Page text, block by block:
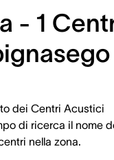
- 1
dei Centri Acustici
di ricerca il nome
nella zona.